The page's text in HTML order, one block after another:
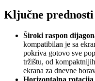
Ključne prednosti
Široki raspon
kompatibilan je sa
pokriva gotovo sve
tržištu, od
ekrana za dnevne
Horizontalna rotacija